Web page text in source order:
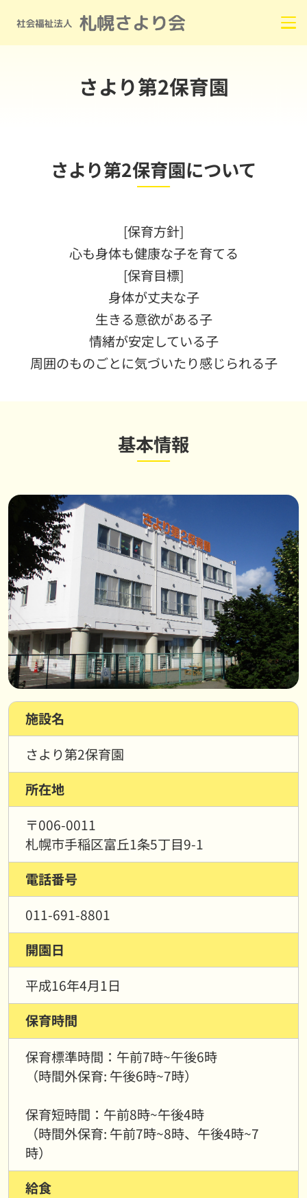
さより第2保育園
さより第2保育園について
[保育方針]
心も身体も健康な子を育てる
[保育目標]
身体が丈夫な子
生きる意欲がある子
情緒が安定している子
周囲のものごとに気づいたり感じられる子
基本情報
施設名
さより第2保育園
所在地
〒006-0011
札幌市手稲区富丘1条5丁目9-1
電話番号
011-691-8801
開園日
平成16年4月1日
保育時間
保育標準時間：午前7時~午後6時
（時間外保育: 午後6時~7時）
保育短時間：午前8時~午後4時
（時間外保育: 午前7時~8時、午後4時~7
時）
給食